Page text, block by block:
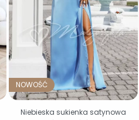
NOWOŚĆ
Niebieska sukienka satynowa